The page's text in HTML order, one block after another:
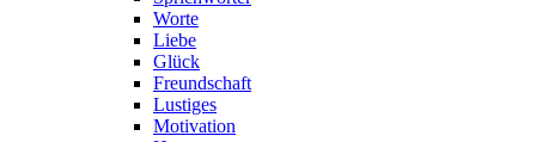
Worte
Liebe
Glück
Freundschaft
Lustiges
Motivation